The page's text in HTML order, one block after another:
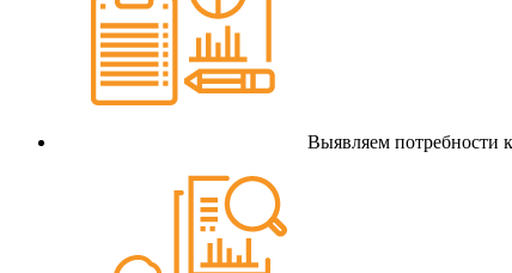
Выявляем потребности